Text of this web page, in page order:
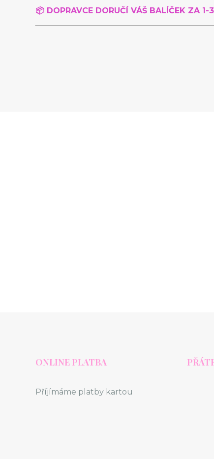
📦 DOPRAVCE DORUČÍ VÁŠ BALÍČEK ZA 1-
ONLINE PLATBA
Příjímáme platby kartou